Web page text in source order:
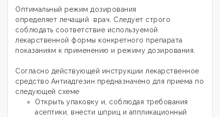
Оптимальный режим дозирования
определяет лечащий врач. Следует строго
соблюдать соответствие используемой
лекарственной формы конкретного препарата
показаниям к применению и режиму дозирования.
Согласно действующей инструкции лекарственное
средство Антиадгезин предназначено для приема по
следующей схеме
Открыть упаковку и, соблюдая требования
асептики, внести шприц и аппликационный